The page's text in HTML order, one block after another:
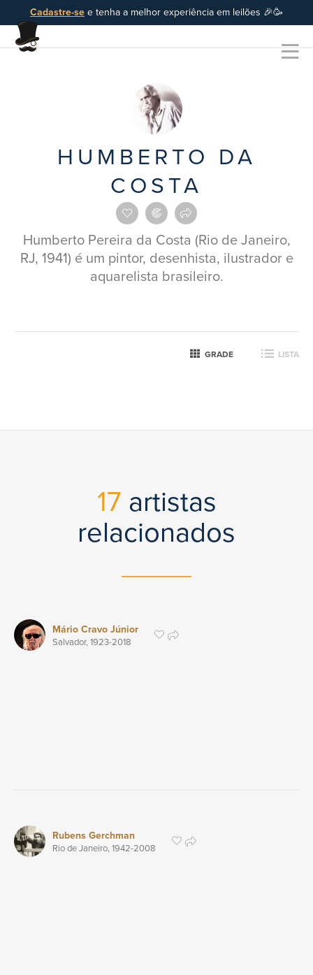
Cadastre-se e tenha a melhor experiência em leilões 🎉🥳
HUMBERTO DA
COSTA
Humberto Pereira da Costa (Rio de Janeiro,
RJ, 1941) é um pintor, desenhista, ilustrador e
aquarelista brasileiro.
GRADE LISTA
17 artistas
relacionados
Mário Cravo Júnior
Salvador,1923-2018
Rubens Gerchman
Rio de Janeiro,1942-2008